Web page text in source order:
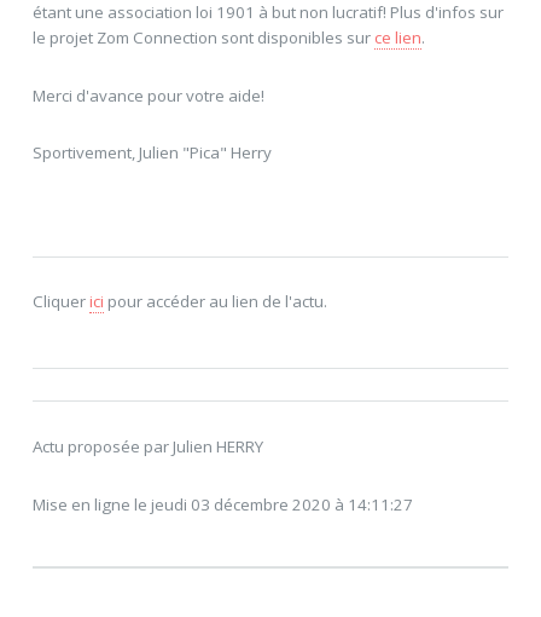
étant une association loi 1901 à but non lucratif! Plus d'infos sur
le projet Zom Connection sont disponibles sur ce lien.
Merci d'avance pour votre aide!
Sportivement, Julien "Pica" Herry
Cliquerici pour accéder au lien de l'actu.
Actu proposée par Julien HERRY
Mise en ligne le jeudi 03 décembre 2020 à 14:11:27